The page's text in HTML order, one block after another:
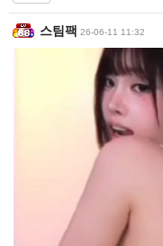
스팀팩 26-06-11 11:32